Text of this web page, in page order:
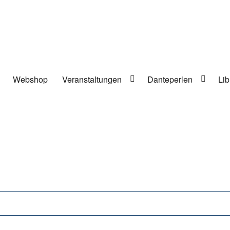
Webshop Veranstaltungen Danteperlen